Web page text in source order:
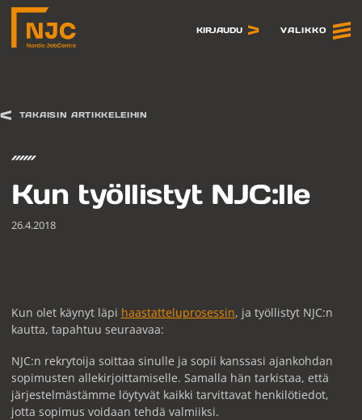
Siirry
sisältöön
KIRJAUDU VALIKKO
TAKAISIN ARTIKKELEIHIN
Kun työllistyt NJC:lle
26.4.2018
Kun olet käynyt läpi haastatteluprosessin, ja työllistyt NJC:n
kautta, tapahtuu seuraavaa:
NJC:n rekrytoija soittaa sinulle ja sopii kanssasi ajankohdan
sopimusten allekirjoittamiselle. Samalla hän tarkistaa, että
järjestelmästämme löytyvät kaikki tarvittavat henkilötiedot,
jotta sopimus voidaan tehdä valmiiksi.